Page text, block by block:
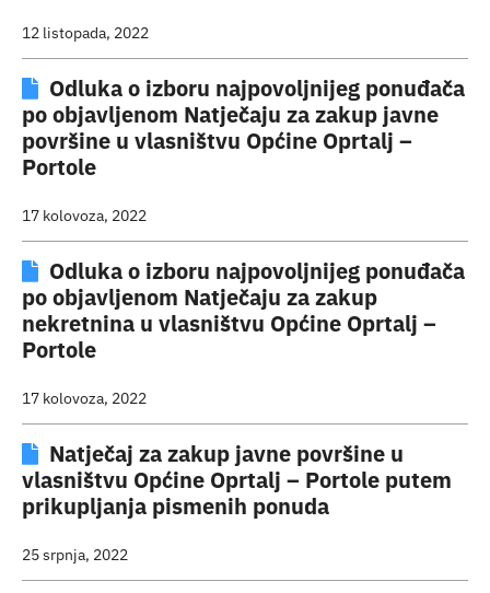
12 listopada, 2022
Odluka o izboru najpovoljnijeg ponuđača
po objavljenom Natječaju za zakup javne
površine u vlasništvu Općine Oprtalj –
Portole
17 kolovoza, 2022
Odluka o izboru najpovoljnijeg ponuđača
po objavljenom Natječaju za zakup
nekretnina u vlasništvu Općine Oprtalj –
Portole
17 kolovoza, 2022
Natječaj za zakup javne površine u
vlasništvu Općine Oprtalj – Portole putem
prikupljanja pismenih ponuda
25 srpnja, 2022